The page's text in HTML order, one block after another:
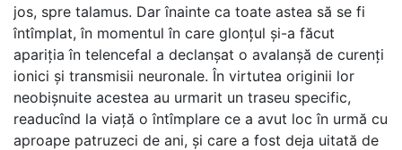
jos, spre talamus. Dar înainte ca toate astea să se fi
întîmplat, în momentul în care glonțul și-a făcut
apariția în telencefal a declanșat o avalanșă de curenți
ionici și transmisii neuronale. În virtutea originii lor
neobișnuite acestea au urmarit un traseu specific,
readucînd la viață o întîmplare ce a avut loc în urmă cu
aproape patruzeci de ani, și care a fost deja uitată de